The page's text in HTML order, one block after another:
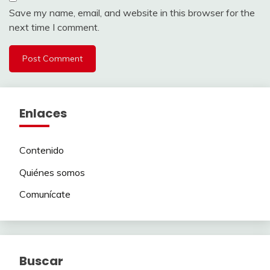
Save my name, email, and website in this browser for the
next time I comment.
Enlaces
Contenido
Quiénes somos
Comunícate
Buscar